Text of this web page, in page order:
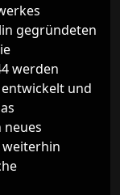
gegründeten
werden
und